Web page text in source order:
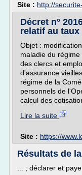
Site : http://
Décret n°
relatif au taux
Objet :
maladie du
des clercs et
d'assurance
régime de la
personnels de
calcul des
Lire la suite
Site : https://
Résultats de
... ; déclarer et